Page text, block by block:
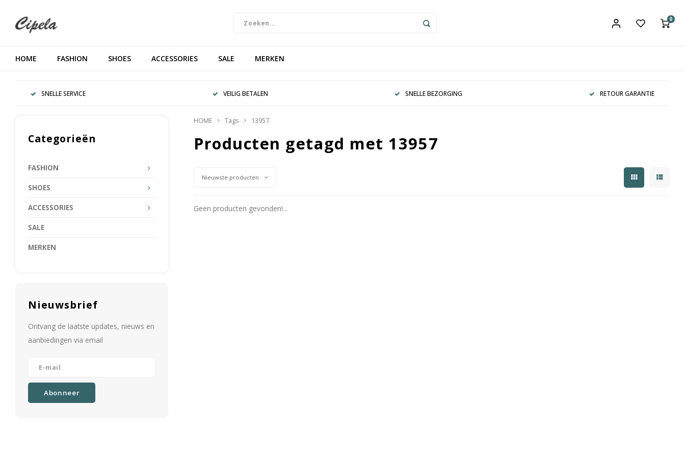
0
HOME FASHION SHOES ACCESSORIES SALE MERKEN
SNELLE SERVICE VEILIG BETALEN SNELLE BEZORGING RETOUR GARANTIE
Categorieën
FASHION
SHOES
ACCESSORIES
SALE
MERKEN
Nieuwsbrief
Ontvang de laatste updates, nieuws en
aanbiedingen via email
Abonneer
HOME Tags 13957
Producten getagd met 13957
Nieuwste producten
Geen producten gevonden!...